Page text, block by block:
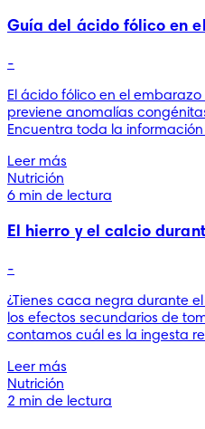
Guía del ácido fólico en
-
El ácido fólico en el
previene anomalías
Encuentra toda la
Leer más
Nutrición
6 min de lectura
El hierro y el calcio
-
¿Tienes caca negra durante
los efectos secundarios de
contamos cuál es la ingesta
Leer más
Nutrición
2 min de lectura